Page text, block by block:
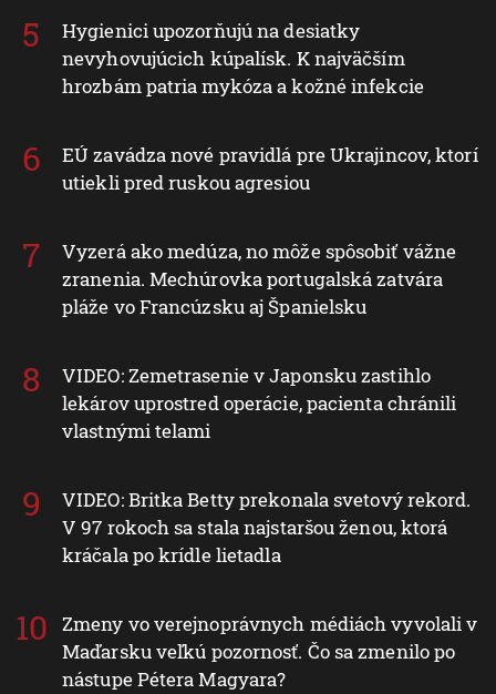
Hygienici upozorňujú na desiatky
nevyhovujúcich kúpalísk. K najväčším
hrozbám patria mykóza a kožné infekcie
EÚ zavádza nové pravidlá pre Ukrajincov, ktorí
utiekli pred ruskou agresiou
Vyzerá ako medúza, no môže spôsobiť vážne
zranenia. Mechúrovka portugalská zatvára
pláže vo Francúzsku aj Španielsku
VIDEO: Zemetrasenie v Japonsku zastihlo
lekárov uprostred operácie, pacienta chránili
vlastnými telami
VIDEO: Britka Betty prekonala svetový rekord.
V 97 rokoch sa stala najstaršou ženou, ktorá
kráčala po krídle lietadla
Zmeny vo verejnoprávnych médiách vyvolali v
Maďarsku veľkú pozornosť. Čo sa zmenilo po
nástupe Pétera Magyara?